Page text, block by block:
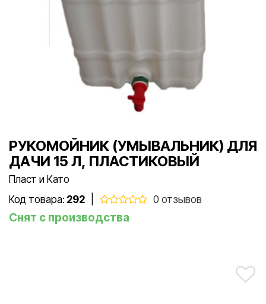
РУКОМОЙНИК (УМЫВАЛЬНИК) ДЛЯ
ДАЧИ 15 Л, ПЛАСТИКОВЫЙ
Пласт и Като
Код товара: 292 0 отзывов
Снят с производства